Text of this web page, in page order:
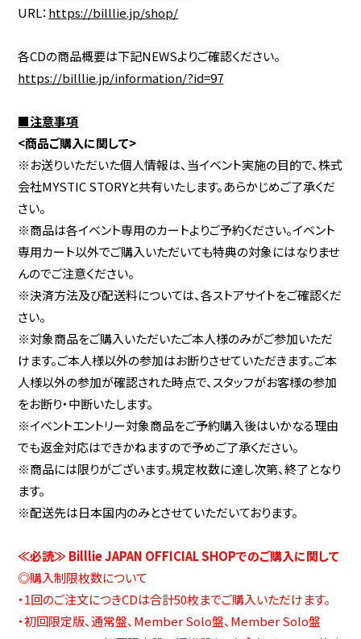
URL： https://billlie.jp/shop/
各CDの商品概要は下記NEWSよりご確認ください。
https://billlie.jp/information/?id=97
■注意事項
<商品ご購入に関して>
※お送りいただいた個人情報は、当イベント実施の目的で、株式
会社MYSTIC STORYと共有いたします。あらかじめご了承くだ
さい。
※商品は各イベント専用のカートよりご予約ください。イベント
専用カート以外でご購入いただいても特典の対象にはなりませ
んのでご注意ください。
※決済方法及び配送料については、各ストアサイトをご確認くだ
さい。
※対象商品をご購入いただいたご本人様のみがご参加いただ
けます。ご本人様以外の参加はお断りさせていただきます。ご本
人様以外の参加が確認された時点で、スタッフがお客様の参加
をお断り・中断いたします。
※イベントエントリー対象商品をご予約購入後はいかなる理由
でも返金対応はできかねますので予めご了承ください。
※商品には限りがございます。規定枚数に達し次第、終了となり
ます。
※配送先は日本国内のみとさせていただいております。
≪必読≫ Billlie JAPAN OFFICIAL SHOPでのご購入に関して
◎購入制限枚数について
・1回のご注文につきCDは合計50枚までご購入いただけます。
・初回限定版、通常盤、Member Solo盤、Member Solo盤